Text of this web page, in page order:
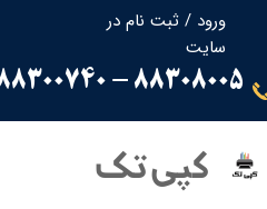
ورود / ثبت نام در
سایت
حساب کاربری من
تغییر گذر واژه
سفارشات
88308005 - 88300710-88300740
کپی تک